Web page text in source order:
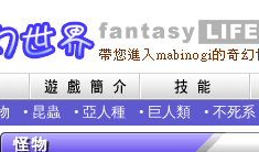
• 昆蟲 • 亞人種 • 巨人類 • 不死系